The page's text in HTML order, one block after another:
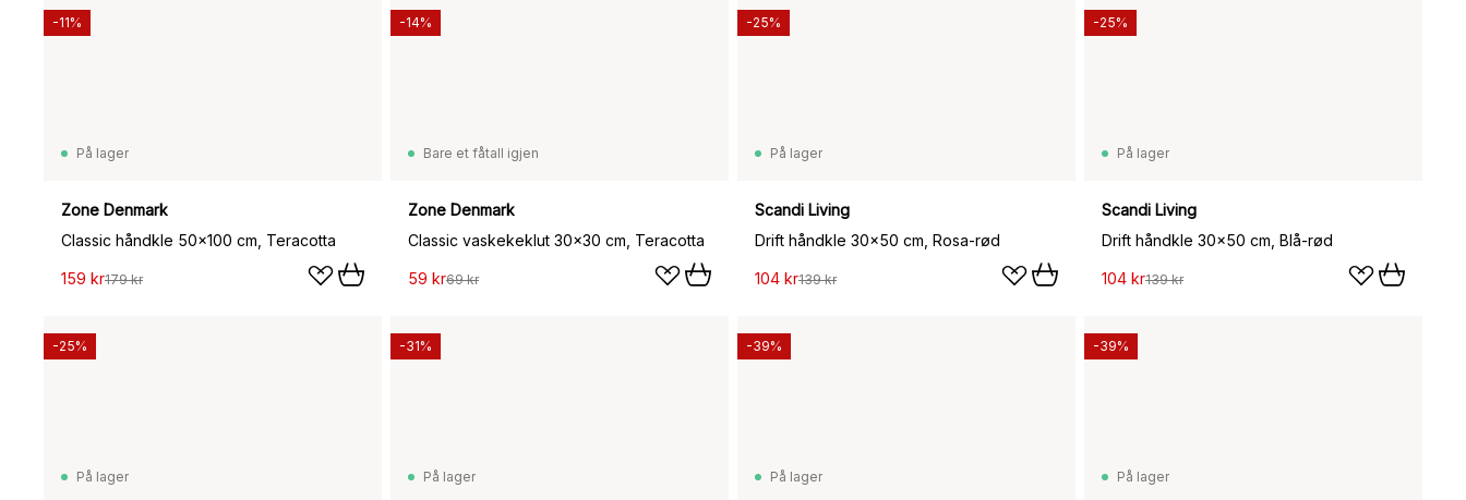
På lager
Zone Denmark
Classic håndkle 50x100 cm, Teracotta
159 kr179 kr
-11%
Bare et fåtall igjen
Zone Denmark
Classic vaskekeklut 30x30 cm, Teracotta
59 kr69 kr
-14%
På lager
Scandi Living
Drift håndkle 30x50 cm, Rosa-rød
104 kr139 kr
-25%
På lager
Scandi Living
Drift håndkle 30x50 cm, Blå-rød
104 kr139 kr
-25%
På lager
-25%
På lager
-31%
På lager
-39%
På lager
-39%